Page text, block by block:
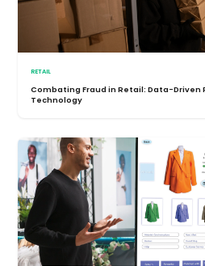
RETAIL
Combating Fraud in Retail: Data-Driven
Technology